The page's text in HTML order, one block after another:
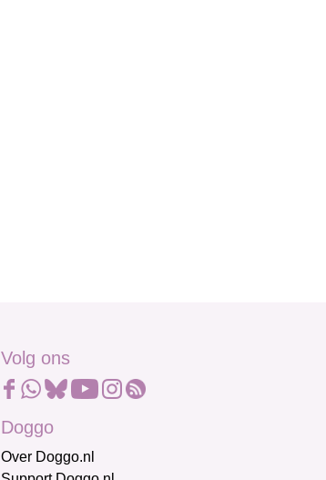
Volg ons
Doggo
Over Doggo.nl